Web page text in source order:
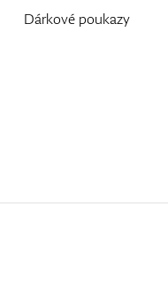
Dárkové poukazy